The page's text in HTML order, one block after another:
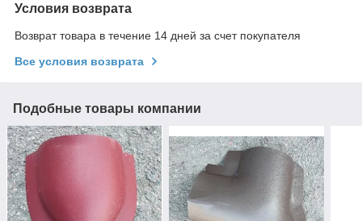
Условия возврата
Возврат товара в течение 14 дней за счет покупателя
Все условия возврата
Подобные товары компании